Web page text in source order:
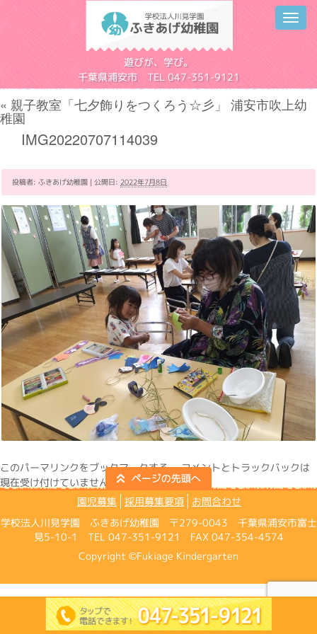
遊びが、学び。
千葉県浦安市 TEL 047-351-9121
« 親子教室「七夕飾りをつくろう☆彡」 浦安市吹上幼
稚園
IMG20220707114039
投稿者: ふきあげ幼稚園 | 公開日: 2022年7月8日
このパーマリンクをブックマークする。 コメントとトラックバックは
現在受け付けていません。
園児募集
採用募集要項
お問合わせ
学校法人川見学園 ふきあげ幼稚園 〒279-0043 千葉県浦安市富士
見5-10-1 TEL 047-351-9121 FAX 047-354-4574
Copyright ©Fukiage Kindergarten